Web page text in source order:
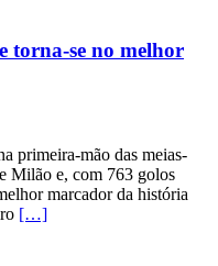
torna-se no melhor
primeira-mão das meias-
Milão e, com 763 golos
marcador da história
[…]